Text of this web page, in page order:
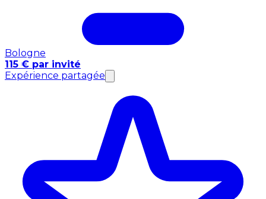
Bologne
115 € par invité
Expérience partagée